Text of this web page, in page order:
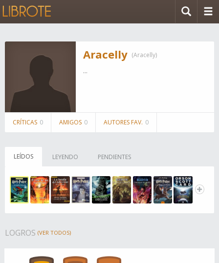
Aracelly (Aracelly)
...
CRÍTICAS 0 AMIGOS 0 AUTORES FAV. 0
LEÍDOS LEYENDO PENDIENTES
LOGROS (VER TODOS)